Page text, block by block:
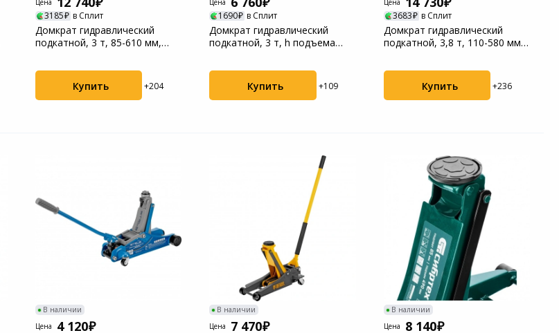
Цена
3185 в Сплит
Домкрат гидравлический
подкатной, 3 т, 85-610 мм,
Купить +204
Цена
1690 в Сплит
Домкрат гидравлический
подкатной, 3 т, h подъема
Купить +109
Цена
3683 в Сплит
Домкрат гидравлический
подкатной, 3,8 т, 110-580 мм,
Купить +236
В наличии
Цена
4 120
В наличии
Цена
7 470
В наличии
Цена
8 140